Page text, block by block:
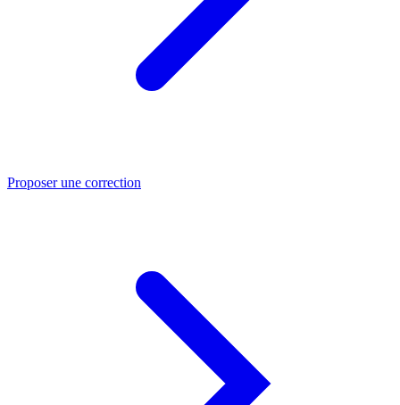
Proposer une correction